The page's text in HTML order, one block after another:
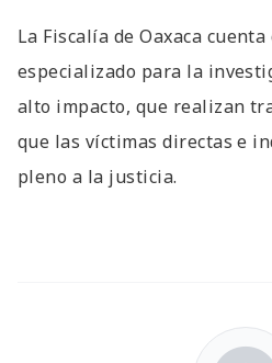
La Fiscalía de Oaxaca
especializado para la
alto impacto, que realizan
que las víctimas directas e
pleno a la justicia.